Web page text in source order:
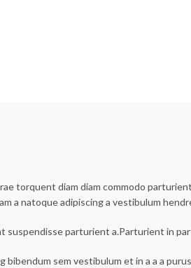
torquent diam diam commodo
a natoque adipiscing a vestibulum
suspendisse parturient a.Parturient in
bibendum sem vestibulum et in a a a